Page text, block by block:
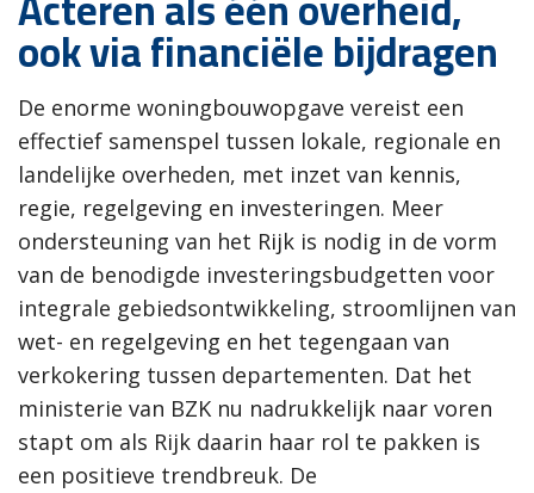
ook via financiële bijdragen
De enorme woningbouwopgave vereist een
effectief samenspel tussen lokale, regionale en
landelijke overheden, met inzet van kennis,
regie, regelgeving en investeringen. Meer
ondersteuning van het Rijk is nodig in de vorm
van de benodigde investeringsbudgetten voor
integrale gebiedsontwikkeling, stroomlijnen van
wet- en regelgeving en het tegengaan van
verkokering tussen departementen. Dat het
ministerie van BZK nu nadrukkelijk naar voren
stapt om als Rijk daarin haar rol te pakken is
een positieve trendbreuk. De